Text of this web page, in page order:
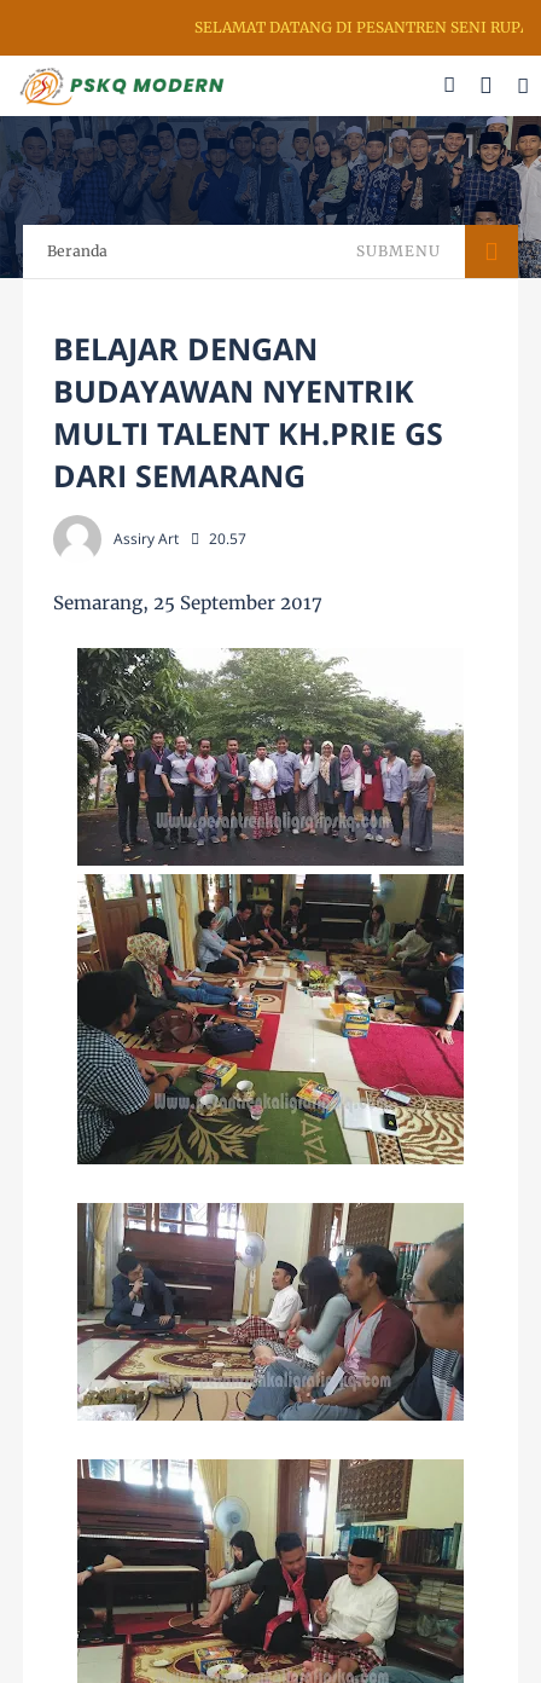
SELAMAT DATANG DI PESANTREN SENI RUPA &
Beranda SUBMENU
BELAJAR DENGAN
BUDAYAWAN NYENTRIK
MULTI TALENT KH.PRIE GS
DARI SEMARANG
Assiry Art 20.57
Semarang, 25 September 2017